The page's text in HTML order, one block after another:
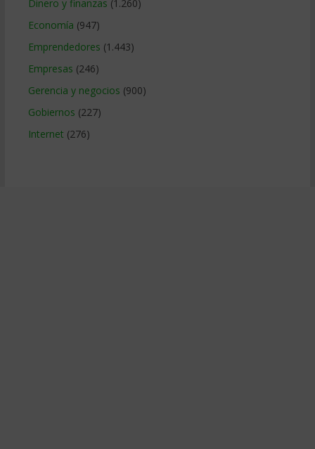
Dinero y finanzas (1.260)
Economía (947)
Emprendedores (1.443)
Empresas (246)
Gerencia y negocios (900)
Gobiernos (227)
Internet (276)